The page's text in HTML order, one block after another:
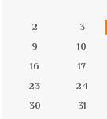
2
3
9
10
16
17
23
24
30
31